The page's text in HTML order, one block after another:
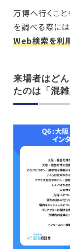
万博へ行くこ
を調べる際には
Web検索を利
来場者はど
たのは「混雑